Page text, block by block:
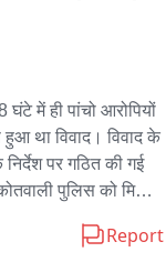
में ही पांचो आरोपियों
हुआ था विवाद। विवाद के
पर गठित की गई
पुलिस को मिली
Report